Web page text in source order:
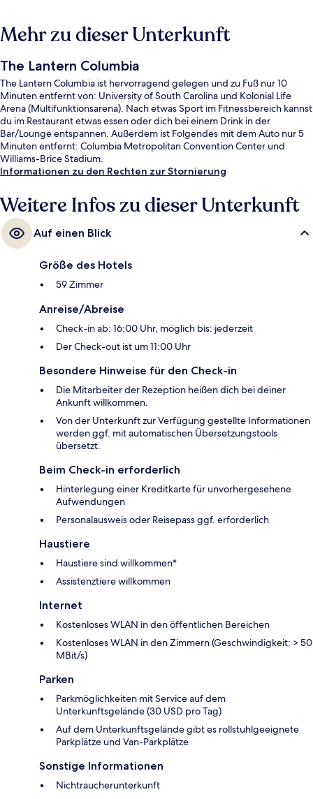
Mehr zu dieser Unterkunft
The Lantern Columbia
The Lantern Columbia ist hervorragend gelegen und zu Fuß nur 10
Minuten entfernt von: University of South Carolina und Kolonial Life
Arena (Multifunktionsarena). Nach etwas Sport im Fitnessbereich kannst
du im Restaurant etwas essen oder dich bei einem Drink in der
Bar/Lounge entspannen. Außerdem ist Folgendes mit dem Auto nur 5
Minuten entfernt: Columbia Metropolitan Convention Center und
Williams-Brice Stadium.
Informationen zu den Rechten zur Stornierung
Weitere Infos zu dieser Unterkunft
Auf einen Blick
Größe des Hotels
59 Zimmer
Anreise/Abreise
Check-in ab: 16:00 Uhr, möglich bis: jederzeit
Der Check-out ist um 11:00 Uhr
Besondere Hinweise für den Check-in
Die Mitarbeiter der Rezeption heißen dich bei deiner
Ankunft willkommen.
Von der Unterkunft zur Verfügung gestellte Informationen
werden ggf. mit automatischen Übersetzungstools
übersetzt.
Beim Check-in erforderlich
Hinterlegung einer Kreditkarte für unvorhergesehene
Aufwendungen
Personalausweis oder Reisepass ggf. erforderlich
Haustiere
Haustiere sind willkommen*
Assistenztiere willkommen
Internet
Kostenloses WLAN in den öffentlichen Bereichen
Kostenloses WLAN in den Zimmern (Geschwindigkeit: > 50
MBit/s)
Parken
Parkmöglichkeiten mit Service auf dem
Unterkunftsgelände (30 USD pro Tag)
Auf dem Unterkunftsgelände gibt es rollstuhlgeeignete
Parkplätze und Van-Parkplätze
Sonstige Informationen
Nichtraucherunterkunft